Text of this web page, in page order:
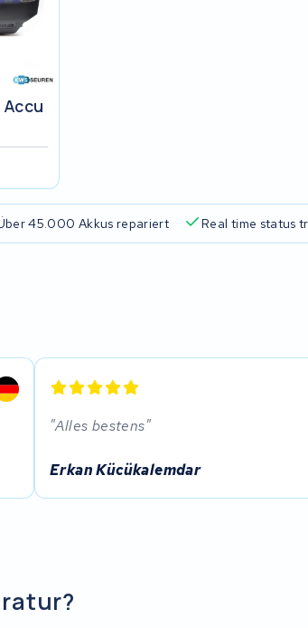
45.000 Akkus repariert Real time status
Alles bestens
Erkan Kücükalemdar